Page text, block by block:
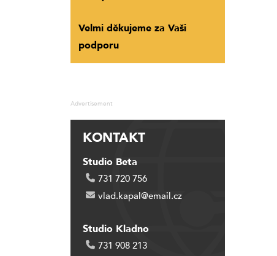
Velmi děkujeme za Vaši
podporu
Advertisement
KONTAKT
Studio Beta
731 720 756
vlad.kapal@email.cz
Studio Kladno
731 908 213